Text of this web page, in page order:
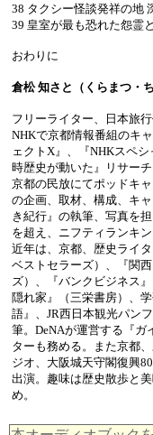
38 タクシー怪談発祥の地
39 皇室が最も恐れた怨霊
おわりに
倉松 知さと（くらまつ・
フリーライター、日本旅行
NHKで京都情報番組のキ
ェクトX』、『NHKスペ
時歴史が動いた』リサー
京都の民放にてポッドキャ
の企画、取材、構成、キ
き紀行』の執筆、写真を
を超え、ニフティランキ
近年は、京都、歴史ライ
ベストセラーズ）、『関
ズ）、『バンクビジネス
隠れ家』（三栄書房）、
語』、JR西日本観光パン
筆。DeNAが運営する『ガ
ターも務める。また京都
ジオ、大阪城天守閣復興
出演。趣味は歴史散歩と
め。